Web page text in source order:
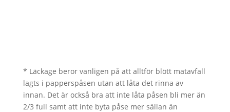
* Läckage beror vanligen på att alltför blött matavfall
lagts i papperspåsen utan att låta det rinna av
innan. Det är också bra att inte låta påsen bli mer än
2/3 full samt att inte byta påse mer sällan än